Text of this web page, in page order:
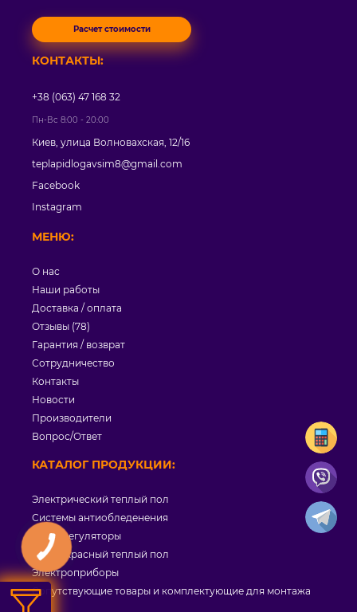
Расчет стоимости
МЕНЮ:
О нас
Наши работы
Доставка / оплата
Отзывы (78)
Гарантия / возврат
Сотрудничество
Контакты
Новости
Производители
Вопрос/Ответ
КАТАЛОГ ПРОДУКЦИИ:
Электрический теплый пол
Системы антиобледенения
Терморегуляторы
Инфракрасный теплый пол
Электроприборы
Сопутствующие товары и комплектующие для монтажа
КОНТАКТЫ:
+38 (063) 47 168 32
Пн-Вс 8:00 - 20:00
Киев, улица Волновахская, 12/16
teplapidlogavsim8@gmail.com
Facebook
Instagram